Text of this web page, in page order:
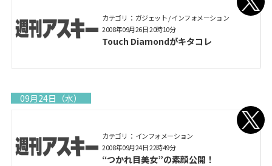
カテゴリ： ガジェット / インフォメーション
Touch Diamondがキタコレ
2008年09月26日 20時10分
09月24日（水）
カテゴリ： インフォメーション
“つかれ目美女”の素顔公開！
2008年09月24日 22時49分